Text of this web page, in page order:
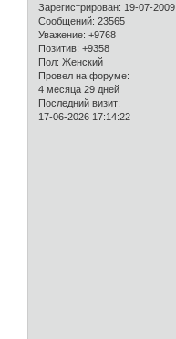
Зарегистрирован: 19-07-2009
Сообщений: 23565
Уважение: +9768
Позитив: +9358
Пол: Женский
Провел на форуме:
4 месяца 29 дней
Последний визит:
17-06-2026 17:14:22